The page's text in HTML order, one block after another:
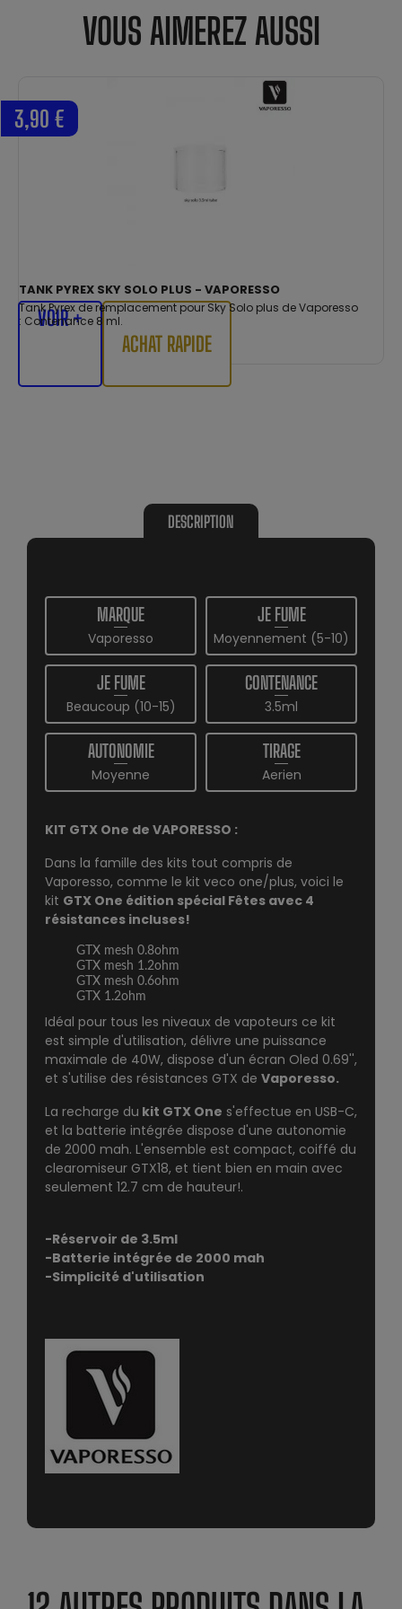
VOUS AIMEREZ AUSSI
TANK PYREX SKY SOLO PLUS - VAPORESSO
Tank Pyrex de remplacement pour Sky Solo plus de Vaporesso
: Contenance 8 ml.
3,90 €
VOIR +
ACHAT RAPIDE
DESCRIPTION
MARQUE
Vaporesso
JE FUME
Moyennement (5-10)
JE FUME
Beaucoup (10-15)
CONTENANCE
3.5ml
AUTONOMIE
Moyenne
TIRAGE
Aerien
KIT GTX One de VAPORESSO :
Dans la famille des kits tout compris de
Vaporesso, comme le kit veco one/plus, voici le
kit GTX One édition spécial Fêtes avec 4
résistances incluses!
GTX mesh 0.8ohm
GTX mesh 1.2ohm
GTX mesh 0.6ohm
GTX 1.2ohm
Idéal pour tous les niveaux de vapoteurs ce kit
est simple d'utilisation, délivre une puissance
maximale de 40W, dispose d'un écran Oled 0.69'',
et s'utilise des résistances GTX de Vaporesso.
La recharge du kit GTX One s'effectue en USB-C,
et la batterie intégrée dispose d'une autonomie
de 2000 mah. L'ensemble est compact, coiffé du
clearomiseur GTX18, et tient bien en main avec
seulement 12.7 cm de hauteur!.
-Réservoir de 3.5ml
-Batterie intégrée de 2000 mah
-Simplicité d'utilisation